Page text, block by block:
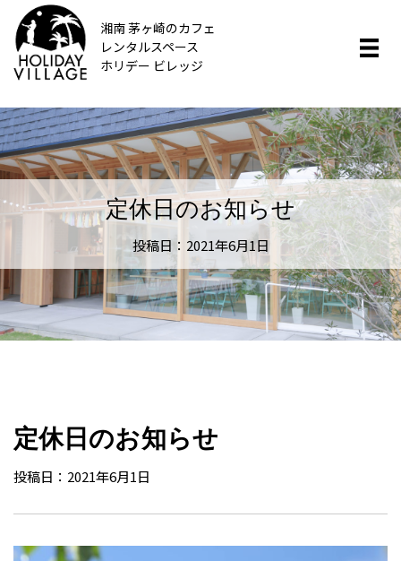
湘南 茅ヶ崎のカフェ
レンタルスペース
ホリデー ビレッジ
定休日のお知らせ
投稿日：2021年6月1日
定休日のお知らせ
投稿日：2021年6月1日